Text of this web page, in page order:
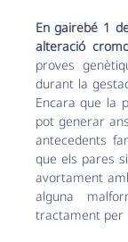
En gairebé 1
alteració
proves
durant la
Encara que la
pot generar
antecedents
que els pares
avortament
alguna
tractament per